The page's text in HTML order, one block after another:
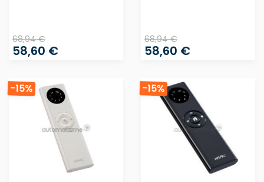
68,94 €
58,60 €
68,94 €
58,60 €
-15% -15%